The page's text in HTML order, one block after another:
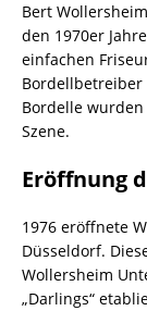
Bert
den 1970er
einfachen
Bordellbetreiber
Bordelle
Szene.
Eröffnung
1976 eröffnete
Düsseldorf.
Wollersheim
„Darlings“